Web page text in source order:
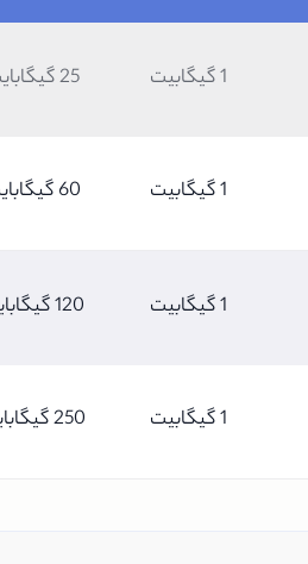
1 گیگابیت 25 گیگابایت SSD
1 گیگابیت 60 گیگابایت SSD
1 گیگابیت 120 گیگابایت SSD
1 گیگابیت 250 گیگابایت SSD